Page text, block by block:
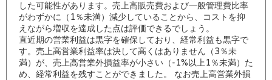
した可能性があります。売上高販売費および一般管理費比率
がわずかに（1％未満）減少していることから、コストを抑
えながら増収を達成した点は評価できるでしょう。
直近期の営業利益は黒字を確保しており、経常利益も黒字で
す。売上高営業利益率は決して高くはありません（3％未
満）が、売上高営業外損益率が小さい（-1%以上1％未満）た
め、経常利益を残すことができました。 なお売上高営業外損